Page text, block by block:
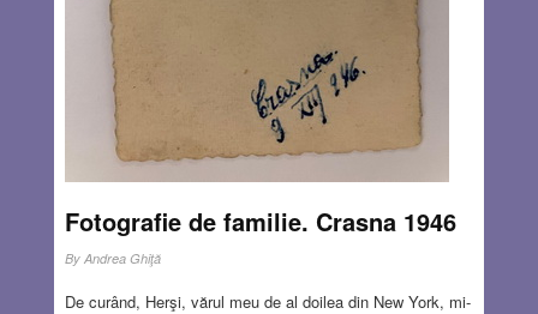
Fotografie de familie. Crasna 1946
By Andrea Ghiţă
De curând, Herşi, vărul meu de al doilea din New York, mi-